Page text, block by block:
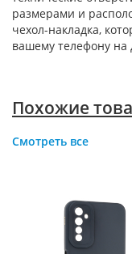
размерами и
чехол-накладка,
вашему телефону на
Похожие
Смотреть все